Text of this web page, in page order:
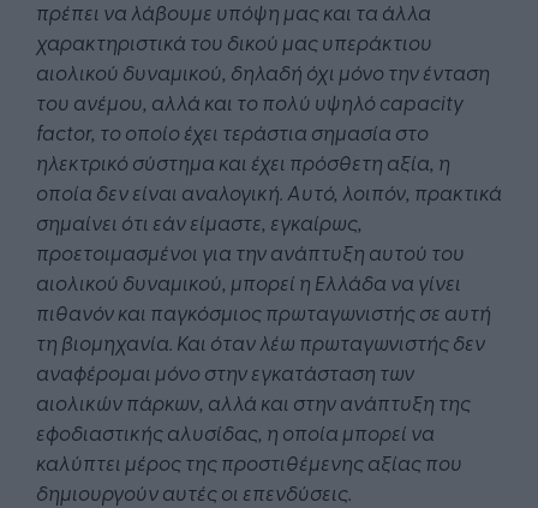
πρέπει να λάβουμε υπόψη μας και τα άλλα
χαρακτηριστικά του δικού μας υπεράκτιου
αιολικού δυναμικού, δηλαδή όχι μόνο την ένταση
του ανέμου, αλλά και το πολύ υψηλόcapacity
factor, το οποίο έχει τεράστια σημασία στο
ηλεκτρικό σύστημα και έχει πρόσθετη αξία, η
οποία δεν είναι αναλογική. Αυτό, λοιπόν, πρακτικά
σημαίνει ότι εάν είμαστε, εγκαίρως,
προετοιμασμένοι για την ανάπτυξη αυτού του
αιολικού δυναμικού, μπορεί η Ελλάδα να γίνει
πιθανόν και παγκόσμιος πρωταγωνιστής σε αυτή
τη βιομηχανία. Και όταν λέω πρωταγωνιστής δεν
αναφέρομαι μόνο στην εγκατάσταση των
αιολικών πάρκων, αλλά και στην ανάπτυξη της
εφοδιαστικής αλυσίδας, η οποία μπορεί να
καλύπτει μέρος της προστιθέμενης αξίας που
δημιουργούν αυτές οι επενδύσεις.